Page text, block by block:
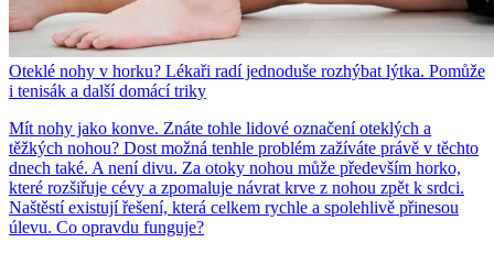
Oteklé nohy v horku? Lékaři radí jednoduše rozhýbat lýtka. Pomůže
i tenisák a další domácí triky
Mít nohy jako konve. Znáte tohle lidové označení oteklých a
těžkých nohou? Dost možná tenhle problém zažíváte právě v těchto
dnech také. A není divu. Za otoky nohou může především horko,
které rozšiřuje cévy a zpomaluje návrat krve z nohou zpět k srdci.
Naštěstí existují řešení, která celkem rychle a spolehlivě přinesou
úlevu. Co opravdu funguje?